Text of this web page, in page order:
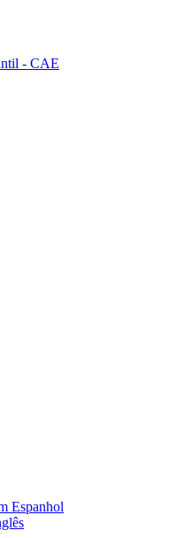
- CAE
Espanhol